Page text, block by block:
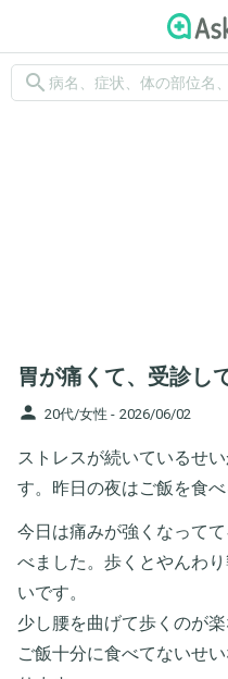
search
胃が痛くて、受診し
person 20代/女性 - 2026/06/02
ストレスが続いているせ
す。昨日の夜はご飯を食べ
今日は痛みが強くなって
べました。歩くとやんわ
いです。
少し腰を曲げて歩くのが楽
ご飯十分に食べてないせ